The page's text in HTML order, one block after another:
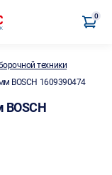
0
техники
BOSCH 1609390474